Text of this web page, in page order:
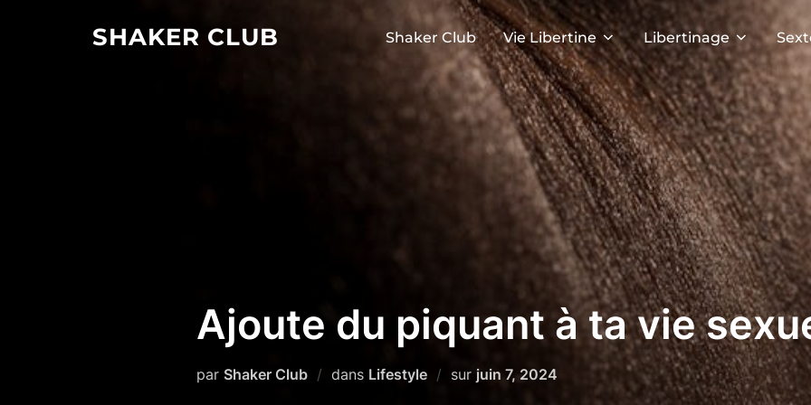
SHAKER CLUB Shaker Club Vie Libertine Libertinage
Ajoute du piquant à ta vie
par Shaker Club dans Lifestyle sur Publié
juin 7, 2024